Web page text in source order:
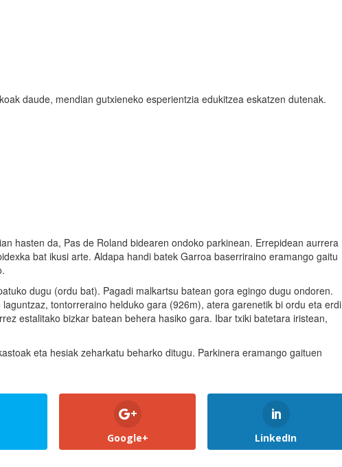
daude, mendian gutxieneko esperientzia edukitzea eskatzen dutenak.
hasten da, Pas de Roland bidearen ondoko parkinean. Errepidean aurrera
bat ikusi arte. Aldapa handi batek Garroa baserriraino eramango gaitu
dugu (ordu bat). Pagadi malkartsu batean gora egingo dugu ondoren.
tontorreraino helduko gara (926m), atera garenetik bi ordu eta erdi
estalitako bizkar batean behera hasiko gara. Ibar txiki batetara iristean,
eta hesiak zeharkatu beharko ditugu. Parkinera eramango gaituen
Google+ LinkedIn